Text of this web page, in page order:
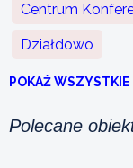
Centrum
Działdowo
POKAŻ WSZYSTKIE
Polecane